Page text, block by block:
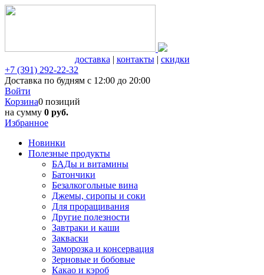
доставка | контакты| скидки
+7 (391) 292-22-32
Доставка по будням с 12:00 до 20:00
Войти
Корзина0 позиций
на сумму 0 руб.
Избранное
Новинки
Полезные продукты
БАДы и витамины
Батончики
Безалкогольные вина
Джемы, сиропы и соки
Для проращивания
Другие полезности
Завтраки и каши
Закваски
Заморозка и консервация
Зерновые и бобовые
Какао и кэроб